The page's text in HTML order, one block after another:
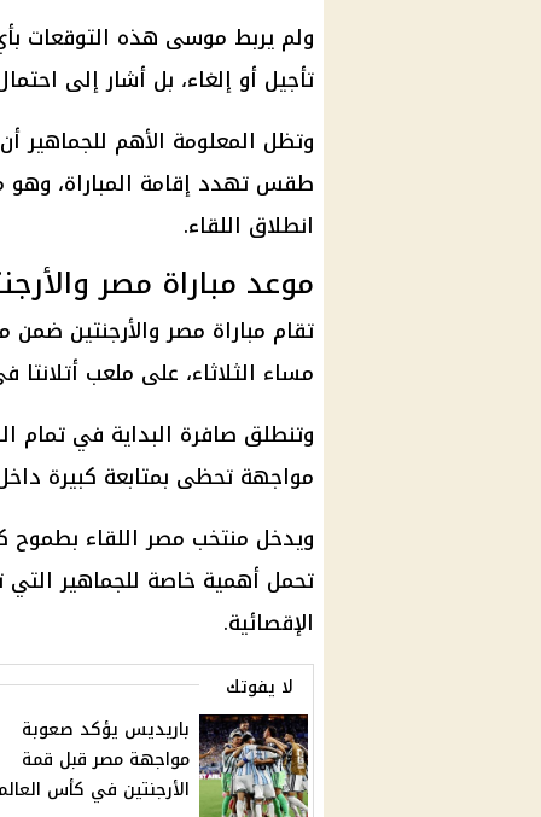
ولم يربط موسى هذه التوقعات
تأجيل أو إلغاء، بل أشار إلى
وتظل المعلومة الأهم للجماهير
طقس تهدد إقامة المباراة،
انطلاق اللقاء.
موعد مباراة مصر
تقام مباراة مصر والأرجنتين ضمن
مساء الثلاثاء، على ملعب أتلانتا
وتنطلق صافرة البداية في تمام
مواجهة تحظى بمتابعة كبيرة
ويدخل منتخب مصراللقاء بطموح
تحمل أهمية خاصة للجماهير
الإقصائية.
لا يفوتك
باريديس يؤكد صعوبة
مواجهة مصر قبل قمة
الأرجنتين في كأس